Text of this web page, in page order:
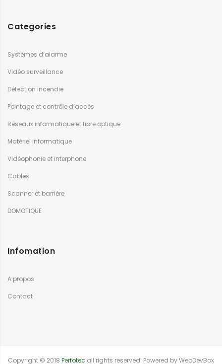
Categories
Systèmes d’alarme
Vidéo surveillance
Détection incendie
Pointage et contrôle d’accès
Réseaux informatique et fibre optique
Matériel informatique
Vidéophonie et interphone
Câbles
Scanner et barrière
DOMOTIQUE
Infomation
A propos
Contact
Copyright © 2018 Perfotec all rights reserved. Powered byWebDevBox